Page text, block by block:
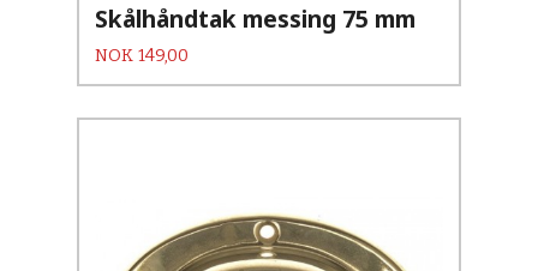
Skålhåndtak messing 75 mm
Pris
NOK 149,00